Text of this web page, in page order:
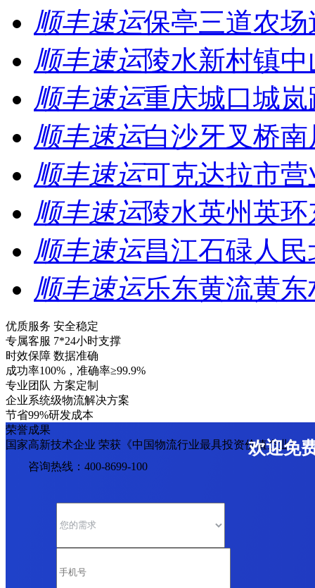
顺丰速运保亭三道农
顺丰速运陵水新村镇
顺丰速运重庆城口城
顺丰速运白沙牙叉桥
顺丰速运可克达拉市营
顺丰速运陵水英州英
顺丰速运昌江石碌人
顺丰速运乐东黄流黄
优质服务 安全稳定
专属客服 7*24小时支撑
时效保障 数据准确
成功率100%，准确率≥99.9%
专业团队 方案定制
企业系统级物流解决方案
节省99%研发成本
荣誉成果
国家高新技术企业 荣获《中国物流行业最具投资价值企业》
欢迎免
咨询热线：400-8699-100